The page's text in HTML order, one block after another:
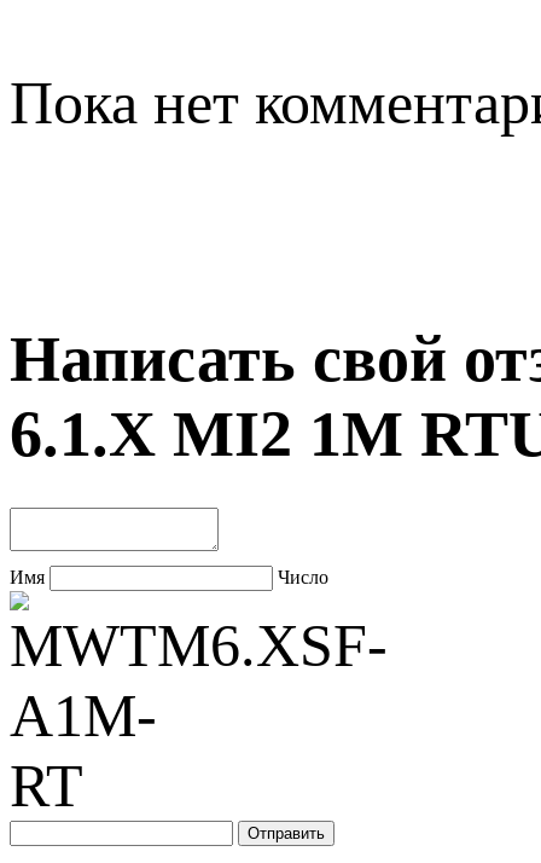
Пока нет
Написать свой
6.1.X MI2 1M
Имя Число